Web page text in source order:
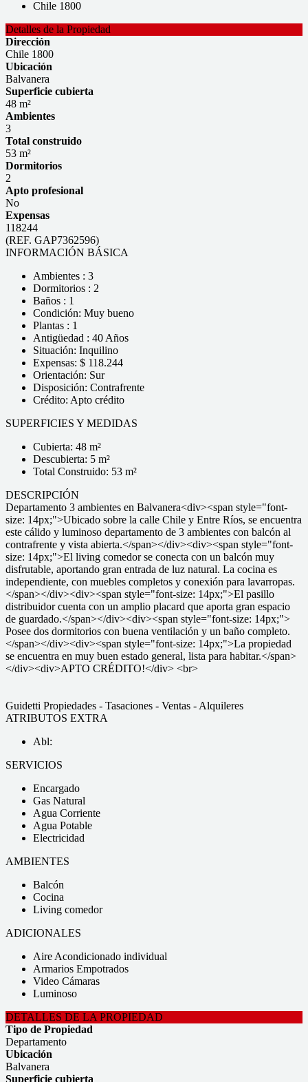
Detalles de la Propiedad
Dirección
Chile 1800
Ubicación
Balvanera
Superficie cubierta
48 m²
Ambientes
3
Total construido
53 m²
Dormitorios
2
Apto profesional
No
Expensas
118244
(REF. GAP7362596)
INFORMACIÓN BÁSICA
Ambientes : 3
Dormitorios : 2
Baños : 1
Condición: Muy bueno
Plantas : 1
Antigüedad : 40 Años
Situación: Inquilino
Expensas: $ 118.244
Orientación: Sur
Disposición: Contrafrente
Crédito: Apto crédito
SUPERFICIES Y MEDIDAS
Cubierta: 48 m²
Descubierta: 5 m²
Total Construido: 53 m²
DESCRIPCIÓN
Departamento 3 ambientes en Balvanera<div><span style="font-
size: 14px;">Ubicado sobre la calle Chile y Entre Ríos, se encuentra
este cálido y luminoso departamento de 3 ambientes con balcón al
contrafrente y vista abierta.</span></div><div><span style="font-
size: 14px;">El living comedor se conecta con un balcón muy
disfrutable, aportando gran entrada de luz natural. La cocina es
independiente, con muebles completos y conexión para lavarropas.
</span></div><div><span style="font-size: 14px;">El pasillo
distribuidor cuenta con un amplio placard que aporta gran espacio
de guardado.</span></div><div><span style="font-size: 14px;">
Posee dos dormitorios con buena ventilación y un baño completo.
</span></div><div><span style="font-size: 14px;">La propiedad
se encuentra en muy buen estado general, lista para habitar.</span>
</div><div>APTO CRÉDITO!</div> <br>
Guidetti Propiedades - Tasaciones - Ventas - Alquileres
ATRIBUTOS EXTRA
Abl:
SERVICIOS
Encargado
Gas Natural
Agua Corriente
Agua Potable
Electricidad
AMBIENTES
Balcón
Cocina
Living comedor
ADICIONALES
Aire Acondicionado individual
Armarios Empotrados
Video Cámaras
Luminoso
DETALLES DE LA PROPIEDAD
Tipo de Propiedad
Departamento
Ubicación
Balvanera
Superficie cubierta